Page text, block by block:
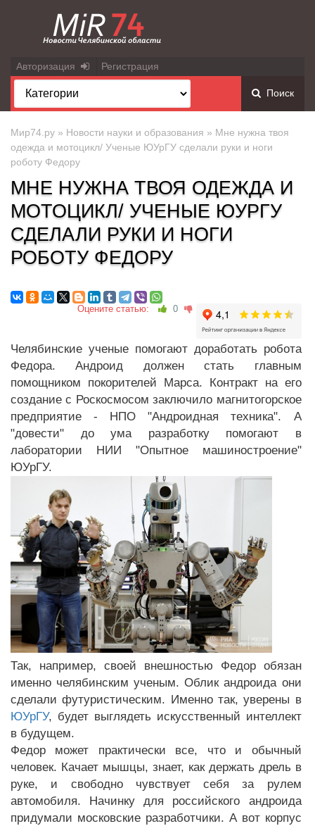
Авторизация Регистрация
Поиск
Мир74.ру » Новости науки и образования » Мне нужна твоя
одежда и мотоцикл/ Ученые ЮУрГУ сделали руки и ноги
роботу Федору
МНЕ НУЖНА ТВОЯ ОДЕЖДА И
МОТОЦИКЛ/ УЧЕНЫЕ ЮУРГУ
СДЕЛАЛИ РУКИ И НОГИ
РОБОТУ ФЕДОРУ
Оцените статью: 0
Челябинские ученые помогают доработать робота
Федора. Андроид должен стать главным
помощником покорителей Марса. Контракт на его
создание с Роскосмосом заключило магнитогорское
предприятие - НПО "Андроидная техника". А
"довести" до ума разработку помогают в
лаборатории НИИ "Опытное машиностроение"
ЮУрГУ.
Так, например, своей внешностью Федор обязан
именно челябинским ученым. Облик андроида они
сделали футуристическим. Именно так, уверены в
ЮУрГУ, будет выглядеть искусственный интеллект
в будущем.
Федор может практически все, что и обычный
человек. Качает мышцы, знает, как держать дрель в
руке, и свободно чувствует себя за рулем
автомобиля. Начинку для российского андроида
придумали московские разработчики. А вот корпус